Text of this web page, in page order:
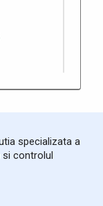
specializata a
si controlul